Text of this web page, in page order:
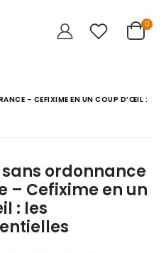
0
– CEFIXIME EN UN COUP D’ŒIL :
ordonnance
– Cefixime en un
: les